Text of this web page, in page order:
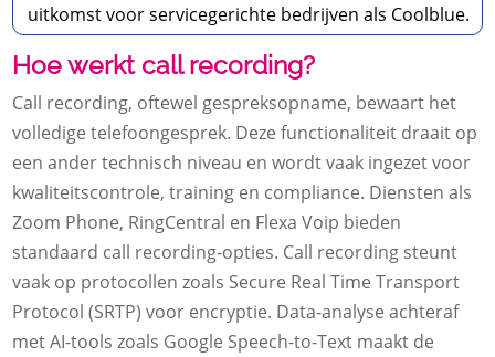
uitkomst voor servicegerichte bedrijven als Coolblue.
Hoe werkt call recording?
Call recording, oftewel gespreksopname, bewaart het
volledige telefoongesprek. Deze functionaliteit draait op
een ander technisch niveau en wordt vaak ingezet voor
kwaliteitscontrole, training en compliance. Diensten als
Zoom Phone, RingCentral en Flexa Voip bieden
standaard call recording-opties. Call recording steunt
vaak op protocollen zoals Secure Real Time Transport
Protocol (SRTP) voor encryptie. Data-analyse achteraf
met AI-tools zoals Google Speech-to-Text maakt de